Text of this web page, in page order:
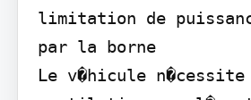
limitation de
par la borne
Le v�hicule n�cessite